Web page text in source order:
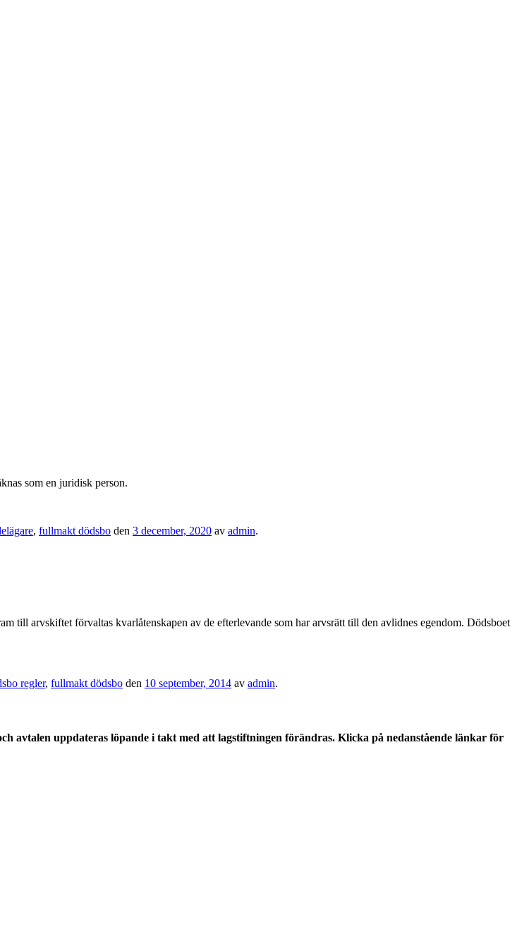
som en juridisk person.
, fullmakt dödsbo den 3 december, 2020 av admin.
till arvskiftet förvaltas kvarlåtenskapen av de efterlevande som har arvsrätt till den avlidnes egendom. Dödsboet
regler, fullmakt dödsbo den 10 september, 2014 av admin.
avtalen uppdateras löpande i takt med att lagstiftningen förändras. Klicka på nedanstående länkar för